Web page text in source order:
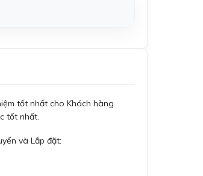
tốt nhất cho Khách hàng
tốt nhất.
và Lắp đặt: